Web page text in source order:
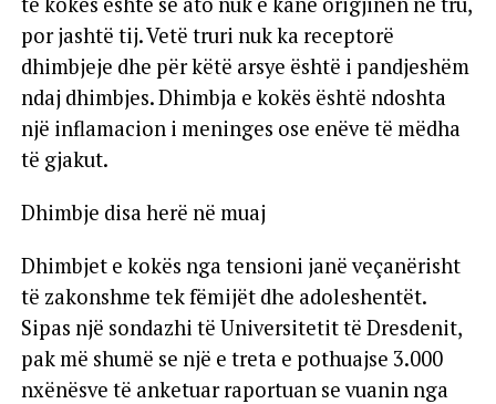
por jashtë tij. Vetë truri nuk ka receptorë
dhimbjeje dhe për këtë arsye është i pandjeshëm
ndaj dhimbjes. Dhimbja e kokës është ndoshta
një inflamacion i meninges ose enëve të mëdha
të gjakut.
Dhimbje disa herë në muaj
Dhimbjet e kokës nga tensioni janë veçanërisht
të zakonshme tek fëmijët dhe adoleshentët.
Sipas një sondazhi të Universitetit të Dresdenit,
pak më shumë se një e treta e pothuajse 3.000
nxënësve të anketuar raportuan se vuanin nga